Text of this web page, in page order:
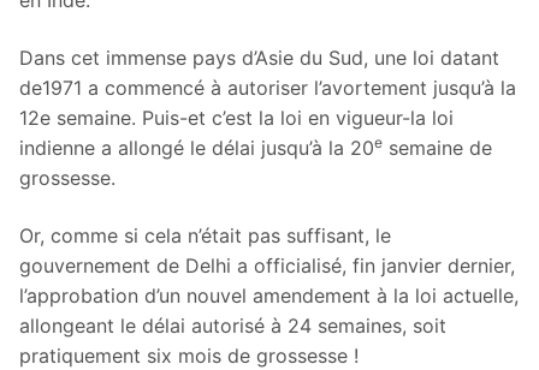
Dans cet immense pays d’Asie du Sud, une loi datant
de1971 a commencé à autoriser l’avortement jusqu’à la
12e semaine. Puis-et c’est la loi en vigueur-la loi
indienne a allongé le délai jusqu’à la 20e semaine de
grossesse.
Or, comme si cela n’était pas suffisant, le
gouvernement de Delhi a officialisé, fin janvier dernier,
l’approbation d’un nouvel amendement à la loi actuelle,
allongeant le délai autorisé à 24 semaines, soit
pratiquement six mois de grossesse !